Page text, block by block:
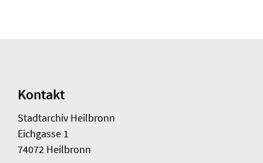
Kontakt
Stadtarchiv Heilbronn
Eichgasse 1
74072 Heilbronn